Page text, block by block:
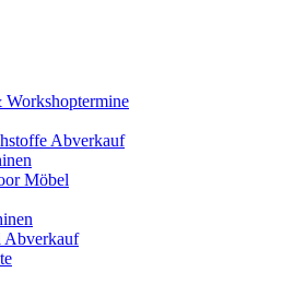
Abverkauf
Möbel
Abverkauf